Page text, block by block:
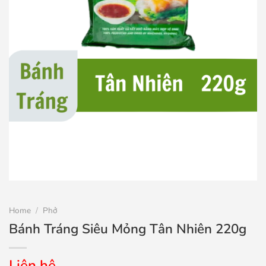
Home / Phở
Bánh Tráng Siêu Mỏng Tân Nhiên 220g